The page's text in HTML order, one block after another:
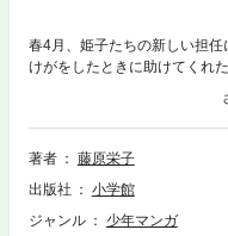
春4月、姫子たちの新しい担
けがをしたときに助けてくれ
日本人の2世で、大学を出た
著者
藤原栄子
出版社
小学館
ジャンル
少年マンガ